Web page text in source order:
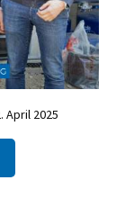
April 2025